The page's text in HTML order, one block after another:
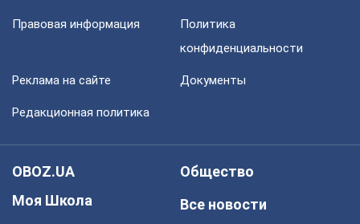
Правовая информация
Политика
конфиденциальности
Реклама на сайте Документы
Редакционная политика
OBOZ.UA
Моя Школа
Общество
Все новости